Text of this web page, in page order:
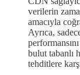
verilerin
amacıyla
Ayrıca,
bulut tabanlı
tehditlere